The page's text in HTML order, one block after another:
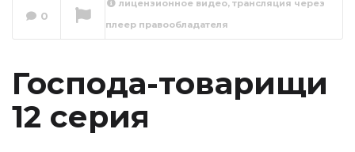
Господа-товарищи
0
лицензионное видео, трансляция через
плеер правообладателя
Господа-товарищи
12 серия